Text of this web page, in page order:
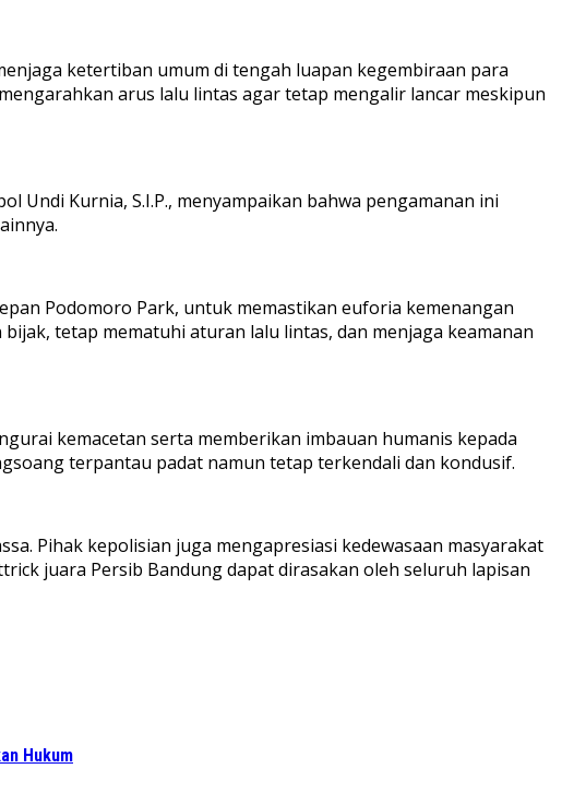
ketertiban umum di tengah luapan kegembiraan para
arus lalu lintas agar tetap mengalir lancar meskipun
Undi Kurnia, S.I.P., menyampaikan bahwa pengamanan ini
Podomoro Park, untuk memastikan euforia kemenangan
tetap mematuhi aturan lalu lintas, dan menjaga keamanan
kemacetan serta memberikan imbauan humanis kepada
terpantau padat namun tetap terkendali dan kondusif.
Pihak kepolisian juga mengapresiasi kedewasaan masyarakat
juara Persib Bandung dapat dirasakan oleh seluruh lapisan
Hukum